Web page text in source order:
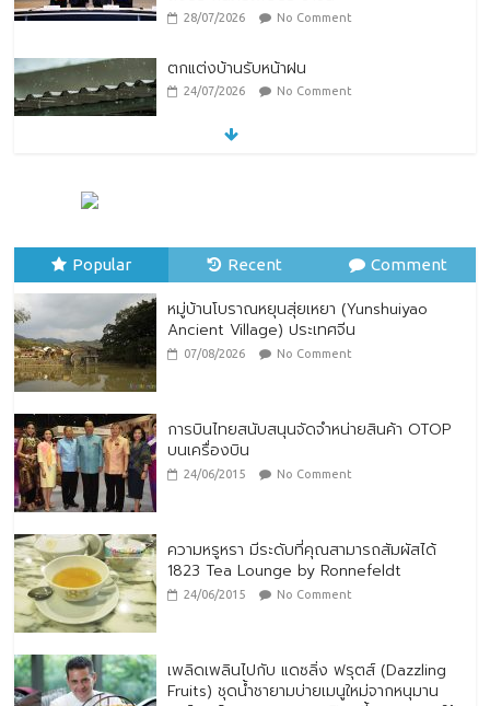
28/07/2026 No Comment
ตกแต่งบ้านรับหน้าฝน
24/07/2026 No Comment
Popular Recent Comment
หมู่บ้านโบราณหยุนสุ่ยเหยา (Yunshuiyao
Ancient Village) ประเทศจีน
07/08/2026 No Comment
การบินไทยสนับสนุนจัดจำหน่ายสินค้า OTOP
บนเครื่องบิน
24/06/2015 No Comment
ความหรูหรา มีระดับที่คุณสามารถสัมผัสได้
1823 Tea Lounge by Ronnefeldt
24/06/2015 No Comment
เพลิดเพลินไปกับ แดซลิ่ง ฟรุตส์ (Dazzling
Fruits) ชุดน้ำชายามบ่ายเมนูใหม่จากหนุมาน